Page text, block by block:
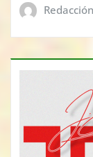
Redacción